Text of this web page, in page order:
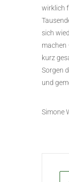
wirklich
sich
machen
kurz
Sorgen
und
Simone